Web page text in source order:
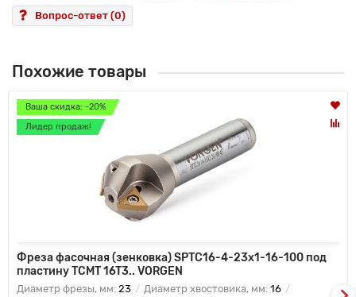
Вопрос-ответ (0)
Похожие товары
Ваша скидка: -20%
Лидер продаж!
Фреза фасочная (зенковка) SPTC16-4-23x1-16-100 под
пластину TCMT 16T3.. VORGEN
Диаметр фрезы, мм: 23 Диаметр хвостовика, мм: 16